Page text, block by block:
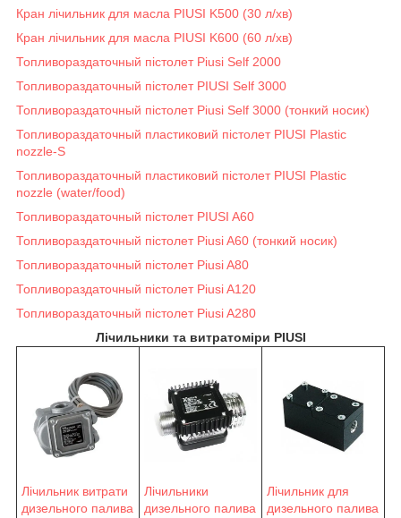
Кран лічильник для масла PIUSI K500 (30 л/хв)
Кран лічильник для масла PIUSI K600 (60 л/хв)
Топливораздаточный пістолет Piusi Self 2000
Топливораздаточный пістолет PIUSI Self 3000
Топливораздаточный пістолет Piusi Self 3000 (тонкий носик)
Топливораздаточный пластиковий пістолет PIUSI Plastic
nozzle-S
Топливораздаточный пластиковий пістолет PIUSI Plastic
nozzle (water/food)
Топливораздаточный пістолет PIUSI A60
Топливораздаточный пістолет Piusi A60 (тонкий носик)
Топливораздаточный пістолет Piusi A80
Топливораздаточный пістолет Piusi A120
Топливораздаточный пістолет Piusi A280
Лічильники та витратоміри PIUSI
Лічильник витрати
дизельного палива
Лічильники
дизельного палива
Лічильник для
дизельного палива